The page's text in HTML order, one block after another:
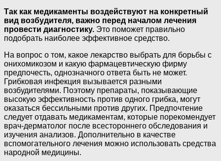
Так как медикаменты воздействуют на конкретный
вид возбудителя, важно перед началом лечения
провести диагностику. Это поможет правильно
подобрать наиболее эффективное средство.
На вопрос о том, какое лекарство выбрать для борьбы с
онихомикозом и какую фармацевтическую фирму
предпочесть, однозначного ответа быть не может.
Грибковая инфекция вызывается разными
возбудителями. Поэтому препараты, показывающие
высокую эффективность против одного грибка, могут
оказаться бессильными против других. Предпочтение
следует отдавать медикаментам, которые порекомендует
врач-дерматолог после всестороннего обследования и
изучения анализов. Дополнительно в качестве
вспомогательного лечения можно использовать средства
народной медицины.